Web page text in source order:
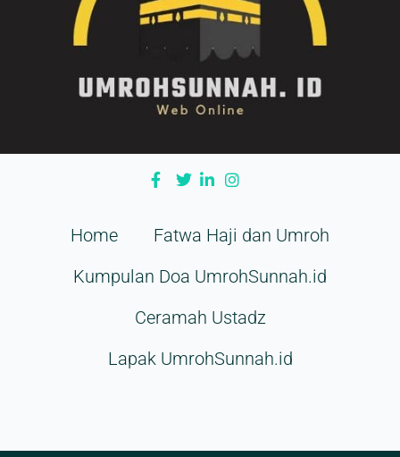
Home
Fatwa Haji dan Umroh
Kumpulan Doa UmrohSunnah.id
Ceramah Ustadz
Lapak UmrohSunnah.id